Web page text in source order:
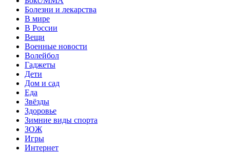
Болезни и лекарства
В мире
В России
Вещи
Военные новости
Волейбол
Гаджеты
Дети
Дом и сад
Еда
Звёзды
Здоровье
Зимние виды спорта
ЗОЖ
Игры
Интернет